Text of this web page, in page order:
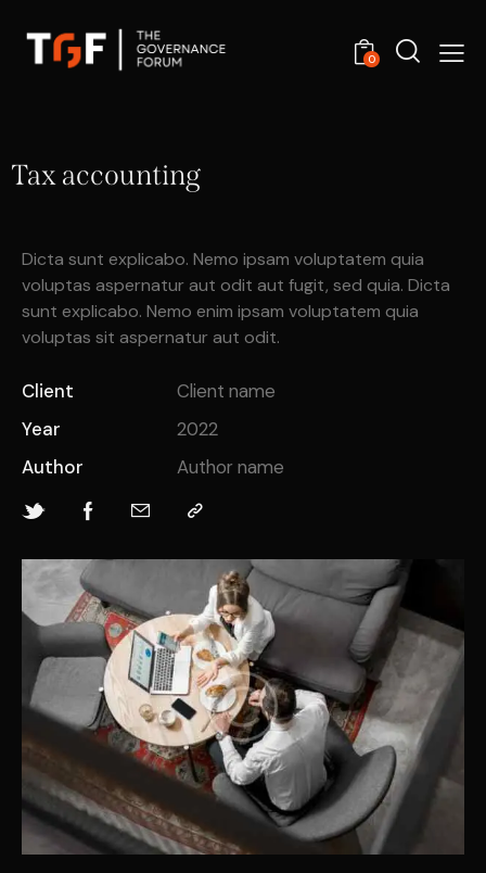
0
Tax accounting
Dicta sunt explicabo. Nemo ipsam voluptatem quia
voluptas aspernatur aut odit aut fugit, sed quia. Dicta
sunt explicabo. Nemo enim ipsam voluptatem quia
voluptas sit aspernatur aut odit.
Client
Client name
Year
2022
Author
Author name